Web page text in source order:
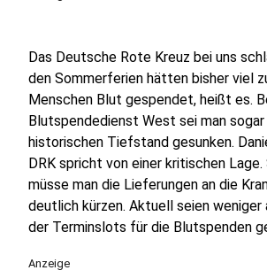
Das Deutsche Rote Kreuz bei uns
den Sommerferien hätten bisher viel
Menschen Blut gespendet, heißt es.
Blutspendedienst West sei man
historischen Tiefstand gesunken.
DRK spricht von einer kritischen
müsse man die Lieferungen an die
deutlich kürzen. Aktuell seien weniger
der Terminslots für die Blutspenden
Anzeige